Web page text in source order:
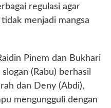
regulasi agar
menjadi mangsa
Pinem dan Bukhari
(Rabu) berhasil
dan Deny (Abdi),
mengungguli dengan